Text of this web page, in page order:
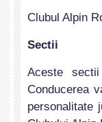
Clubul Alpin
Sectii
Aceste
Conducerea
personalitate